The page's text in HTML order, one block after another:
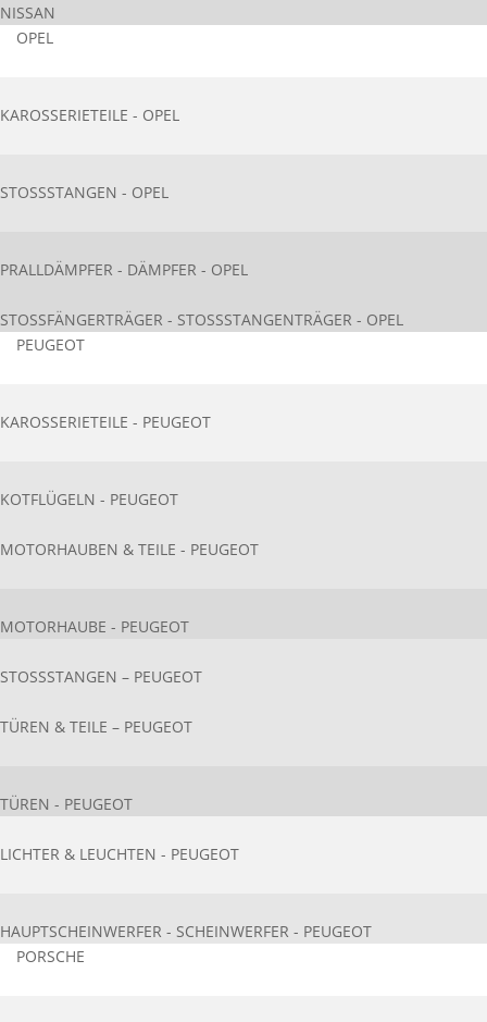
NISSAN
OPEL
KAROSSERIETEIL​E - OPEL
STOSSSTANGEN - OPEL
PRALLDÄMPFER - DÄMPFER - OPEL
STOSSFÄNGERTRÄGER - STOSSSTANGENTRÄGER - OPEL
PEUGEOT
KAROSSERIETEIL​E - PEUGEOT
KOTFLÜGELN - PEUGEOT
MOTORHAUBEN & TEILE - PEUGEOT
MOTORHAUBE - PEUGEOT
STOSSSTANGEN – PEUGEOT
TÜREN & TEILE – PEUGEOT
TÜREN - PEUGEOT
LICHTER & LEUCHTEN - PEUGEOT
HAUPTSCHEINWERFER - SCHEINWERFER - PEUGEOT
PORSCHE